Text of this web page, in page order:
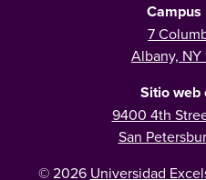
7
Albany, NY
Sitio web
9400 4th
San
© 2026 Universidad